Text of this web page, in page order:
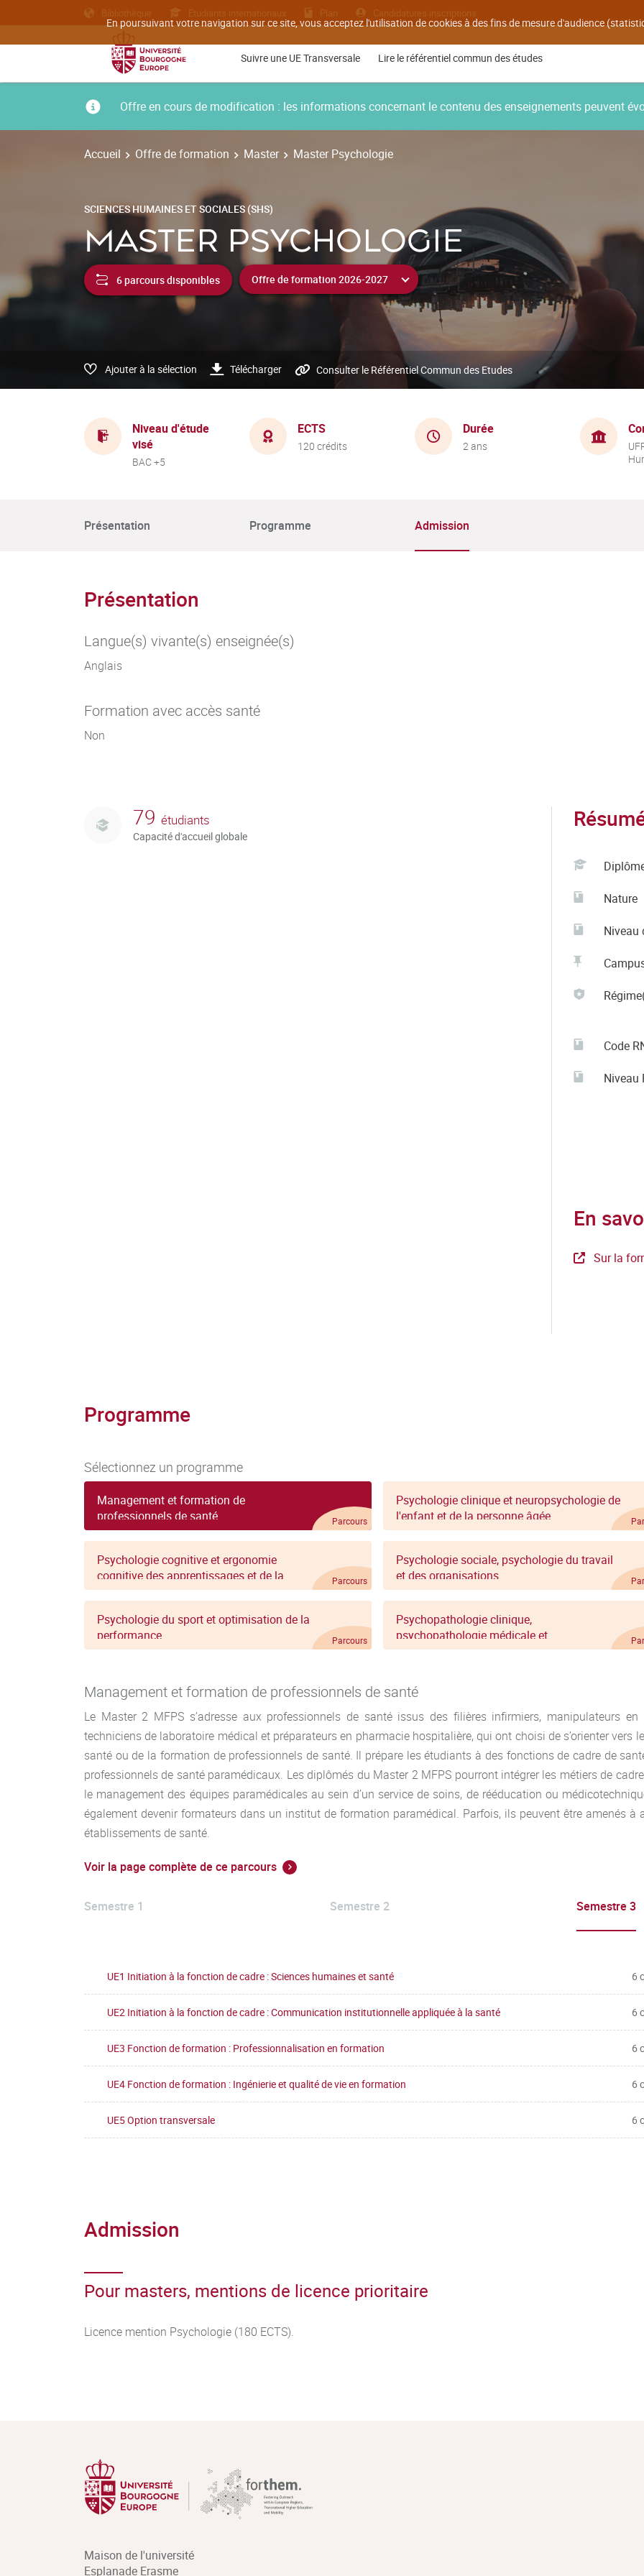
En poursuivant votre navigation sur ce site, vous acceptez l'utilisation de cookies à des fins de mesure d'audience
Bibliothèque Etudiants internationaux Plan Candidatures inscriptions
Suivre une UE Transversale Lire le référentiel commun des études
Offre en cours de modification : les informations concernant le contenu des enseignements peuvent
Accueil Offre de formation Master Master Psychologie
SCIENCES HUMAINES ET SOCIALES (SHS)
MASTER PSYCHOLOGIE
6 parcours disponibles
Ajouter à la sélection Télécharger Consulter le Référentiel Commun des Etudes
Niveau d'étude
visé
BAC +5
ECTS
120 crédits
Durée
2 ans
Présentation Programme Admission
Présentation
Langue(s) vivante(s) enseignée(s)
Anglais
Formation avec accès santé
Non
79 étudiants
Capacité d'accueil globale
Nature
Niveau
Code
Niveau
En
Sur la
Programme
Sélectionnez un programme
Management et formation de
professionnels de santé
Parcours
Psychologie clinique et neuropsychologie de
l'enfant et de la personne âgée
Psychologie cognitive et ergonomie
cognitive des apprentissages et de la
formation
Parcours
Psychologie sociale, psychologie du travail
et des organisations
Psychologie du sport et optimisation de la
performance
Parcours
Psychopathologie clinique,
psychopathologie médicale et
psychothérapies
Management et formation de professionnels de santé
Le Master 2 MFPS s’adresse aux professionnels de santé issus des filières infirmiers, manipulateurs en
techniciens de laboratoire médical et préparateurs en pharmacie hospitalière, qui ont choisi de s’orienter vers
santé ou de la formation de professionnels de santé. Il prépare les étudiants à des fonctions de cadre de
professionnels de santé paramédicaux. Les diplômés du Master 2 MFPS pourront intégrer les métiers de
le management des équipes paramédicales au sein d’un service de soins, de rééducation ou
également devenir formateurs dans un institut de formation paramédical. Parfois, ils peuvent être amenés à
établissements de santé.
Voir la page complète de ce parcours
Semestre 1 Semestre 2 Semestre 3
UE1 Initiation à la fonction de cadre : Sciences humaines et santé 6
UE2 Initiation à la fonction de cadre : Communication institutionnelle appliquée à la santé 6
UE3 Fonction de formation : Professionnalisation en formation 6
UE4 Fonction de formation : Ingénierie et qualité de vie en formation 6
UE5 Option transversale 6
Admission
Pour masters, mentions de licence prioritaire
Licence mention Psychologie (180 ECTS).
Maison de l'université
Esplanade Erasme